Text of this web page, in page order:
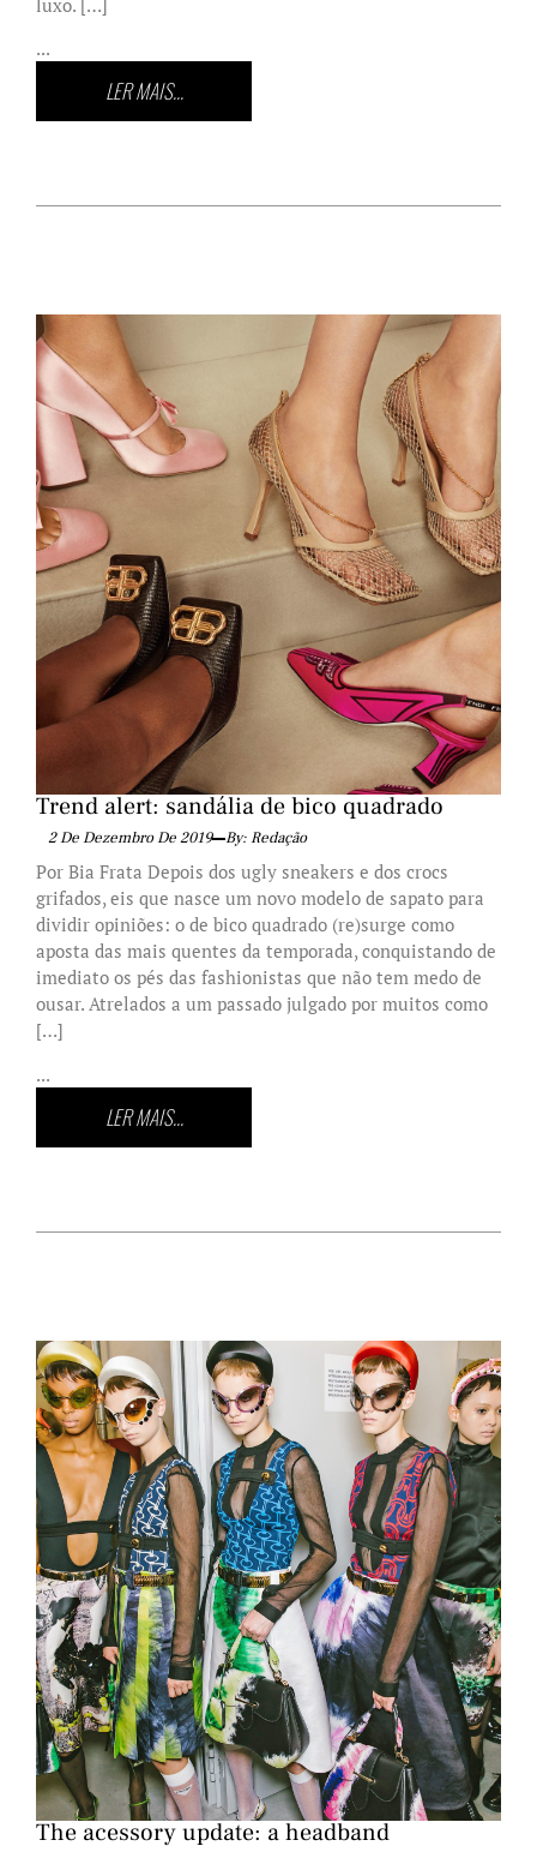
...
LER MAIS...
Trend alert: sandália de bico quadrado
2 De Dezembro De 2019 By: Redação
Por Bia Frata Depois dos ugly sneakers e dos crocs
grifados, eis que nasce um novo modelo de sapato para
dividir opiniões: o de bico quadrado (re)surge como
aposta das mais quentes da temporada, conquistando de
imediato os pés das fashionistas que não tem medo de
ousar. Atrelados a um passado julgado por muitos como
[…]
...
LER MAIS...
The acessory update: a headband